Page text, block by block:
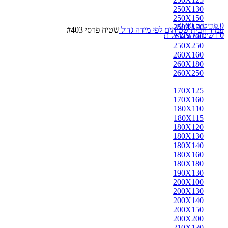
0 פריטים ₪0.00
0 רשימת המשאלות
250X130
250X150
250X170
250X200
250X250
260X160
260X180
260X250
170X125
170X160
180X110
180X115
180X120
180X130
180X140
180X160
180X180
190X130
200X100
200X130
200X140
200X150
200X200
עמוד הביתשטיחים לפי מידה גדול שטיח פרסי #403